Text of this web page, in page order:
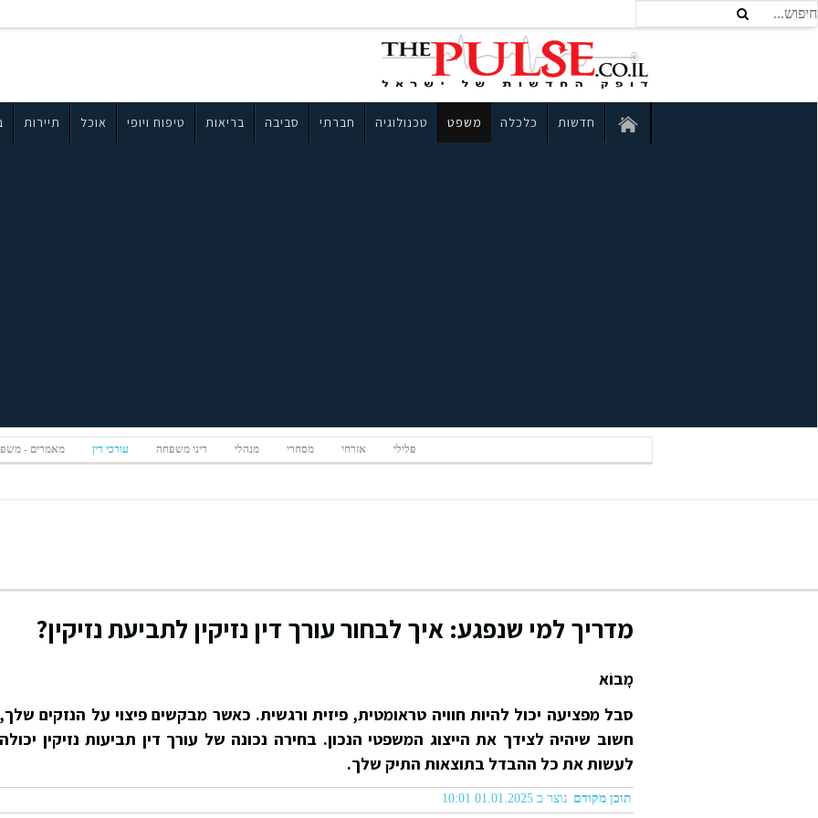
חדשות כלכלה משפט טכנולוגיה חברתי סביבה בריאות טיפוח ויופי אוכל תיירות
פלילי אזרחי מסחרי מנהלי דיני משפחה עורכי דין מאמרים -
מדריך למי שנפגע: איך לבחור עורך דין נזיקין לתביעת נזיקין?
מָבוֹא
סבל מפציעה יכול להיות חוויה טראומטית, פיזית ורגשית. כאשר מבקשים פיצוי על הנזקים שלך,
חשוב שיהיה לצידך את הייצוג המשפטי הנכון. בחירה נכונה של עורך דין תביעות נזיקין יכולה
לעשות את כל ההבדל בתוצאות התיק שלך.
תוכן מקודם נוצר ב 01.01.2025 10:01